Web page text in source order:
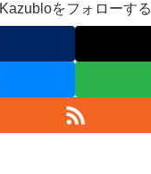
Kazubloをフォローする